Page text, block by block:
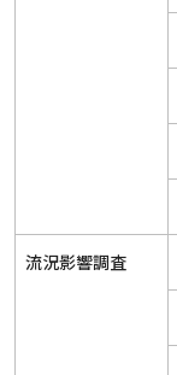
流況影響調査